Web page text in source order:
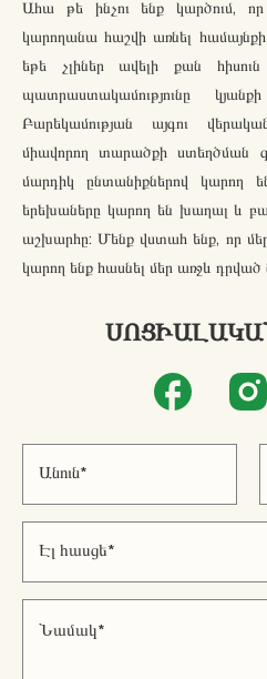
Ահա թե ինչու ենք կարծում,
կարողանա հաշվի առնել
եթե չլիներ ավելի քան հիսուն
պատրաստակամությունը
Բարեկամության այգու
միավորող տարածքի ստեղծման
մարդիկ ընտանիքներով կարող
երեխաները կարող են խաղալ և
աշխարհը: Մենք վստահ ենք, որ
կարող ենք հասնել մեր առջև